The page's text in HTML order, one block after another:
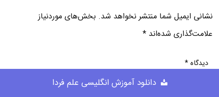
نشانی ایمیل شما منتشر نخواهد شد. بخش‌های موردنیاز
علامت‌گذاری شده‌اند*
دیدگاه*
دانلود آموزش انگلیسی علم فردا